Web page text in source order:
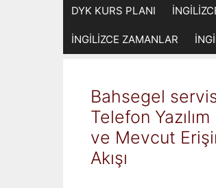
DYK KURS PLANI
İNGİLİZCE ZAMANLAR
Bahsegel
Telefon Yazılım
ve Mevcut
Akışı